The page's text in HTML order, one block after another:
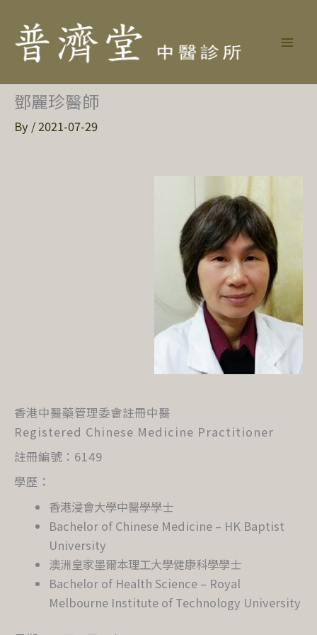
鄧麗珍醫師
By /2021-07-29
香港中醫藥管理委會註冊中醫
Registered Chinese Medicine Practitioner
註冊編號：6149
學歷：
香港浸會大學中醫學學士
Bachelor of Chinese Medicine – HK Baptist
University
澳洲皇家墨爾本理工大學健康科學學士
Bachelor of Health Science – Royal
Melbourne Institute of Technology University